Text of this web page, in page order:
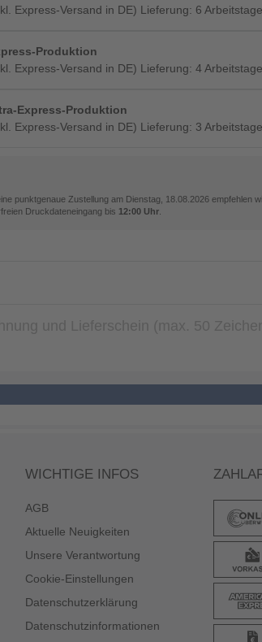
Express-Versand in DE) Lieferung: 6
Produktion
Express-Versand in DE) Lieferung: 4
Express-Produktion
Express-Versand in DE) Lieferung: 3
punktgenaue Zustellung am Dienstag, 18.08.2026 empfehlen
Druckdateneingang bis 12:00 Uhr
WICHTIGE INFOS
AGB
Aktuelle Neuigkeiten
Unsere Verantwortung
Cookie-Einstellungen
Datenschutzerklärung
Datenschutzinformationen